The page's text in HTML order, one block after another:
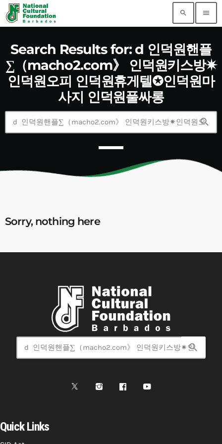
search menu
Search Results for: d 인덕원핸플
∑（macho2.com》 인덕원키스방✷
인덕원오피 인덕원휴게텔✪인덕원마
사지 인덕원풀싸롱
search
Sorry, nothing here
search
Quick Links